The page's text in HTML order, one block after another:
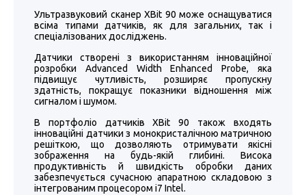
Ультразвуковий сканер XBit 90 може оснащуватися
всіма типами датчиків, як для загальних, так і
спеціалізованих досліджень.
Датчики створені з використанням інноваційної
розробки Advanced Width Enhanced Probe, яка
підвищує чутливість, розширяє пропускну
здатність, покращує показники відношення між
сигналом і шумом.
В портфоліо датчиків XBit 90 також входять
інноваційні датчики з монокристалічною матричною
решіткою, що дозволяють отримувати якісні
зображення на будь-якій глибині. Висока
продуктивність й швидкість обробки даних
забезпечується сучасною апаратною складовою з
інтегрованим процесором i7 Intel.